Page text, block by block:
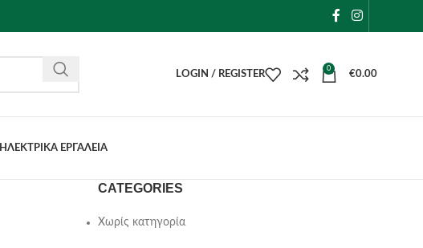
LOGIN / REGISTER
0
€0.00
ΗΛΕΚΤΡΙΚΑ ΕΡΓΑΛΕΙΑ
CATEGORIES
Χωρίς κατηγορία